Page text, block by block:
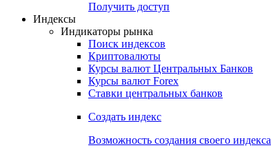
Получить доступ
Индексы
Индикаторы рынка
Поиск индексов
Криптовалюты
Курсы валют Центральных Банков
Курсы валют Forex
Ставки центральных банков
Создать индекс
Возможность создания своего индекса